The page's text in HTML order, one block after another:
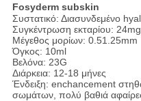
Fosyderm subskin
Συστατικό: Διασυνδεμένο
Συγκέντρωση εκταρίου:
Μέγεθος μορίων: 0.51.25mm
Όγκος: 10ml
Βελόνα: 23G
Διάρκεια: 12-18 μήνες
Ένδειξη: enchancement
σωμάτων, πολύ βαθιά